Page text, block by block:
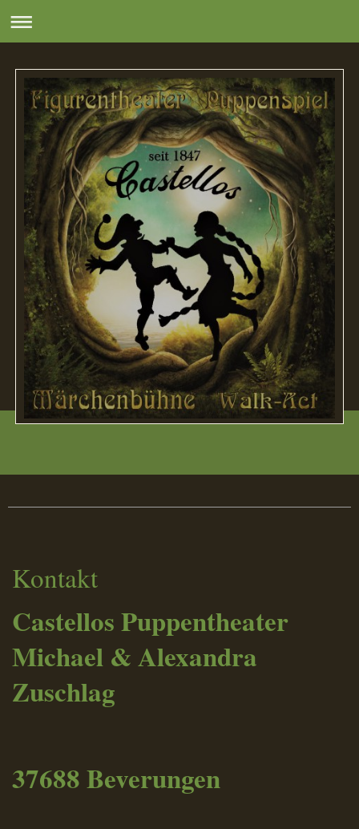
Kontakt
Castellos Puppentheater
Michael & Alexandra
Zuschlag
37688 Beverungen